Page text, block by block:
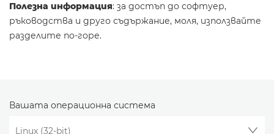
Полезна информация: за достъп до софтуер,
ръководства и друго съдържание, моля, използвайте
разделите по-горе.
Вашата операционна система